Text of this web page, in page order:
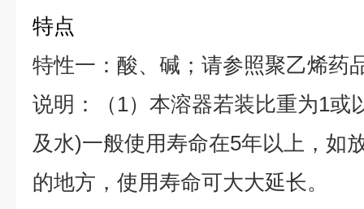
特点
特性一：酸、碱；请参照聚乙烯药
说明：（1）本溶器若装比重为1或
及水)一般使用寿命在5年以上，如
的地方，使用寿命可大大延长。